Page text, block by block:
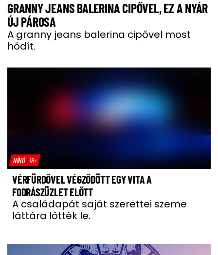
GRANNY JEANS BALERINA CIPŐVEL, EZ A NYÁR
ÚJ PÁROSA
A granny jeans balerina cipővel most
hódít.
NÍNÓ 18+
VÉRFÜRDŐVEL VÉGZŐDÖTT EGY VITA A
FODRÁSZÜZLET ELŐTT
A családapát saját szerettei szeme
láttára lőtték le.